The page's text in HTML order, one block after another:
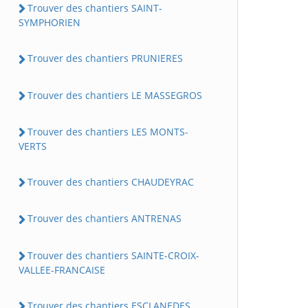
Trouver des chantiers SAINT-
SYMPHORIEN
Trouver des chantiers PRUNIERES
Trouver des chantiers LE MASSEGROS
Trouver des chantiers LES MONTS-
VERTS
Trouver des chantiers CHAUDEYRAC
Trouver des chantiers ANTRENAS
Trouver des chantiers SAINTE-CROIX-
VALLEE-FRANCAISE